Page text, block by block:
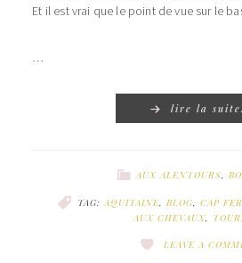
Et il est vrai que le point de vue sur le
…
lire la
AUX ALENTOURS,
TAG:AQUITAINE, BLOG, CAP
AUX CHEVAUX,
LEAVE A